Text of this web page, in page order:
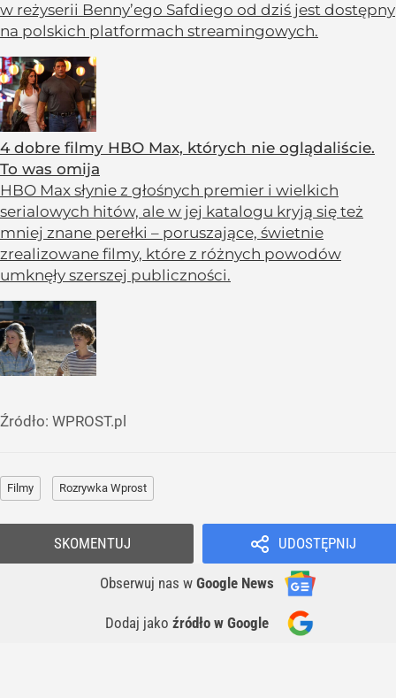
w reżyserii Benny’ego Safdiego od dziś jest dostępny
na polskich platformach streamingowych.
4 dobre filmy HBO Max, których nie oglądaliście.
To was omija
HBO Max słynie z głośnych premier i wielkich
serialowych hitów, ale w jej katalogu kryją się też
mniej znane perełki – poruszające, świetnie
zrealizowane filmy, które z różnych powodów
umknęły szerszej publiczności.
Źródło: WPROST.pl
Filmy Rozrywka Wprost
UDOSTĘPNIJ
Obserwuj nas w Google News
Dodaj jako źródło w Google
SKOMENTUJ